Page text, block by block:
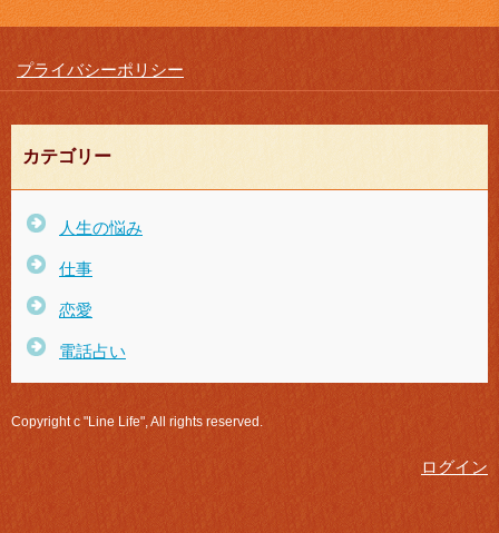
プライバシーポリシー
カテゴリー
人生の悩み
仕事
恋愛
電話占い
Copyright c "Line Life", All rights reserved.
ログイン